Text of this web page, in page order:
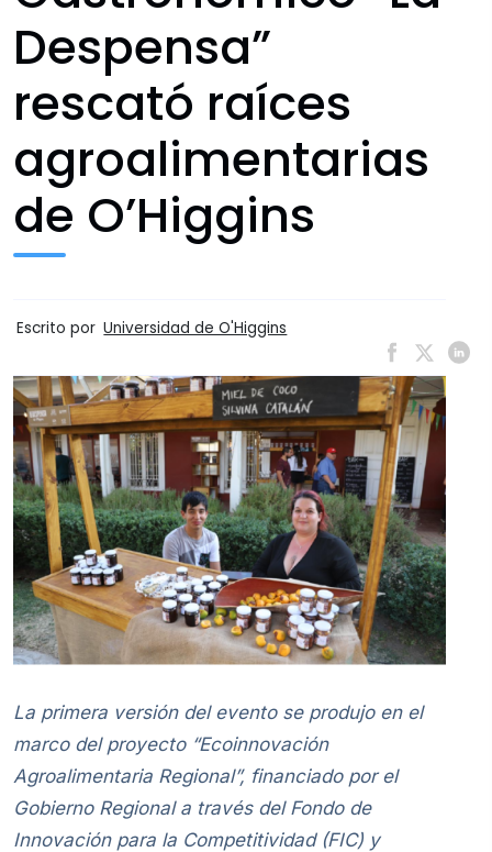
Despensa”
rescató raíces
agroalimentarias
de O’Higgins
Escrito por Universidad de O'Higgins
La primera versión del evento se produjo en el
marco del proyecto “Ecoinnovación
Agroalimentaria Regional”, financiado por el
Gobierno Regional a través del Fondo de
Innovación para la Competitividad (FIC) y